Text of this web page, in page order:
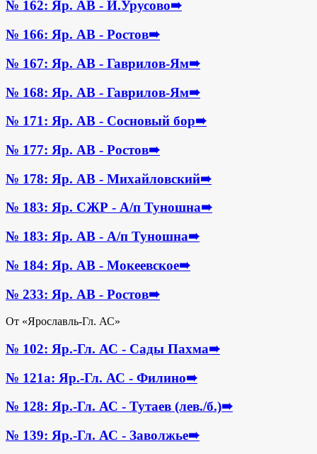
№ 162: Яр. АВ - И.Урусово➠
№ 166: Яр. АВ - Ростов➠
№ 167: Яр. АВ - Гаврилов-Ям➠
№ 168: Яр. АВ - Гаврилов-Ям➠
№ 171: Яр. АВ - Сосновый бор➠
№ 177: Яр. АВ - Ростов➠
№ 178: Яр. АВ - Михайловский➠
№ 183: Яр. СЖР - А/п Туношна➠
№ 183: Яр. АВ - А/п Туношна➠
№ 184: Яр. АВ - Мокеевское➠
№ 233: Яр. АВ - Ростов➠
От «Ярославль-Гл. АС»
№ 102: Яр.-Гл. АС - Сады Пахма➠
№ 121а: Яр.-Гл. АС - Филино➠
№ 128: Яр.-Гл. АС - Тутаев (лев./б.)➠
№ 139: Яр.-Гл. АС - Заволжье➠